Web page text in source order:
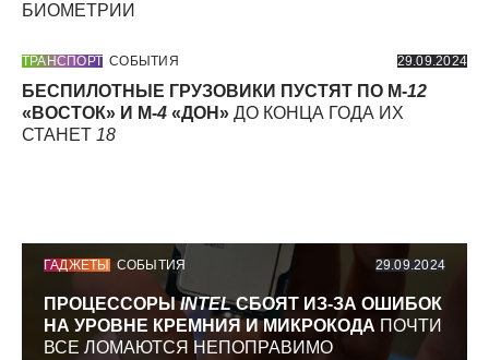
БИОМЕТРИИ
ТРАНСПОРТ СОБЫТИЯ 29.09.2024
БЕСПИЛОТНЫЕ ГРУЗОВИКИ ПУСТЯТ ПО М-12
«ВОСТОК» И М-4 «ДОН» ДО КОНЦА ГОДА ИХ
СТАНЕТ 18
ГАДЖЕТЫ СОБЫТИЯ 29.09.2024
ПРОЦЕССОРЫINTELСБОЯТ ИЗ-ЗА ОШИБОК
НА УРОВНЕ КРЕМНИЯ И МИКРОКОДА ПОЧТИ
ВСЕ ЛОМАЮТСЯ НЕПОПРАВИМО